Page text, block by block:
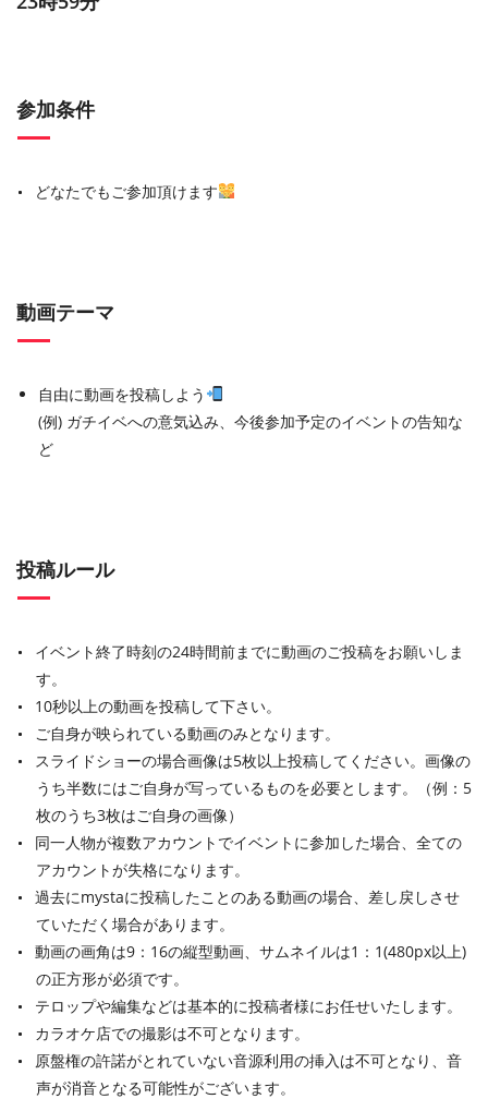
参加条件
どなたでもご参加頂けます
動画テーマ
自由に動画を投稿しよう
(例) ガチイベへの意気込み、今後参加予定のイベントの告知な
ど
投稿ルール
イベント終了時刻の24時間前までに動画のご投稿をお願いしま
す。
10秒以上の動画を投稿して下さい。
ご自身が映られている動画のみとなります。
スライドショーの場合画像は5枚以上投稿してください。画像の
うち半数にはご自身が写っているものを必要とします。（例：5
枚のうち3枚はご自身の画像）
同一人物が複数アカウントでイベントに参加した場合、全ての
アカウントが失格になります。
過去にmystaに投稿したことのある動画の場合、差し戻しさせ
ていただく場合があります。
動画の画角は9：16の縦型動画、サムネイルは1：1(480px以上)
の正方形が必須です。
テロップや編集などは基本的に投稿者様にお任せいたします。
カラオケ店での撮影は不可となります。
原盤権の許諾がとれていない音源利用の挿入は不可となり、音
声が消音となる可能性がございます。